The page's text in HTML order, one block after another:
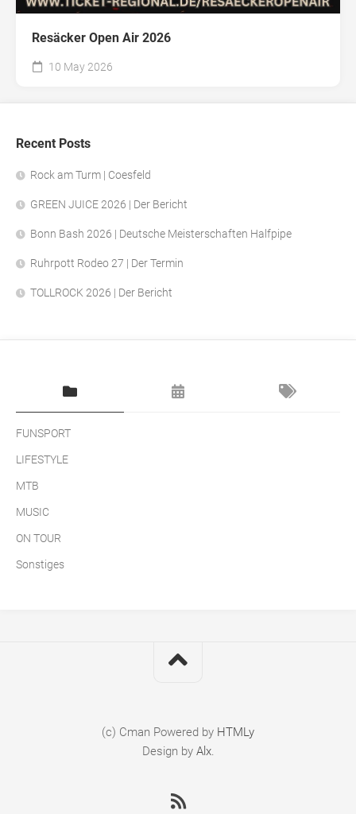
Resäcker Open Air 2026
10 May 2026
Recent Posts
Rock am Turm | Coesfeld
GREEN JUICE 2026 | Der Bericht
Bonn Bash 2026 | Deutsche Meisterschaften Halfpipe
Ruhrpott Rodeo 27 | Der Termin
TOLLROCK 2026 | Der Bericht
FUNSPORT
LIFESTYLE
MTB
MUSIC
ON TOUR
Sonstiges
(c) Cman Powered by HTMLy
Design by Alx.